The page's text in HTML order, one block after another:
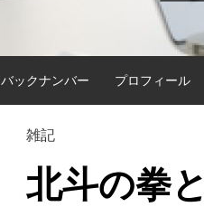
バックナンバー プロフィール
雑記
北斗の拳